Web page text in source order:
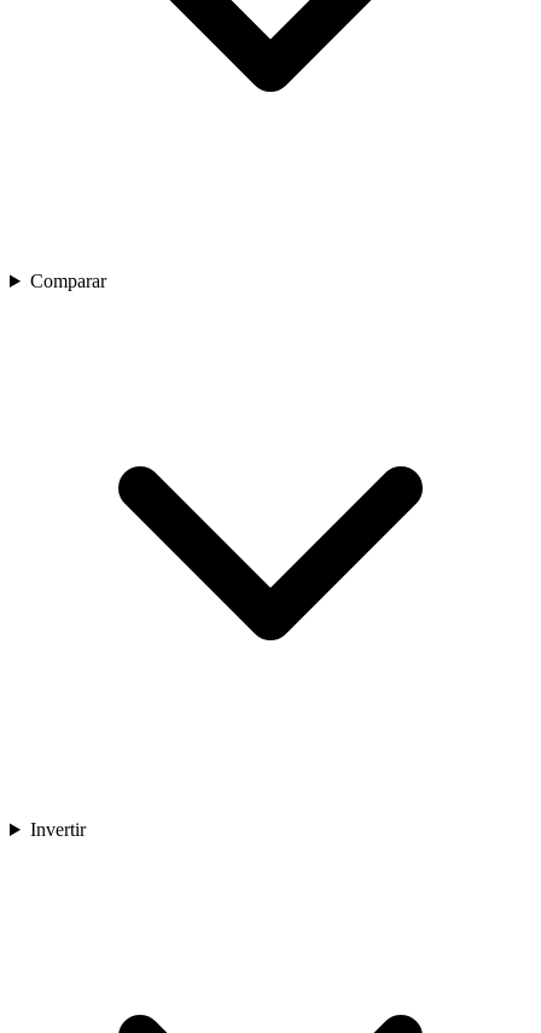
Comparar
Invertir